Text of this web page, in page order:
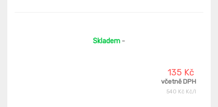
Skladem -
135 Kč
včetně DPH
540 Kč Kč/l